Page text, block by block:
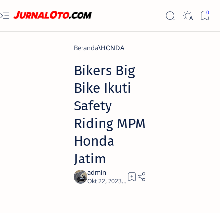
Beranda HONDA
Bikers Big
Bike Ikuti
Safety
Riding MPM
Honda
Jatim
2